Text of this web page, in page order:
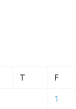
T F
1